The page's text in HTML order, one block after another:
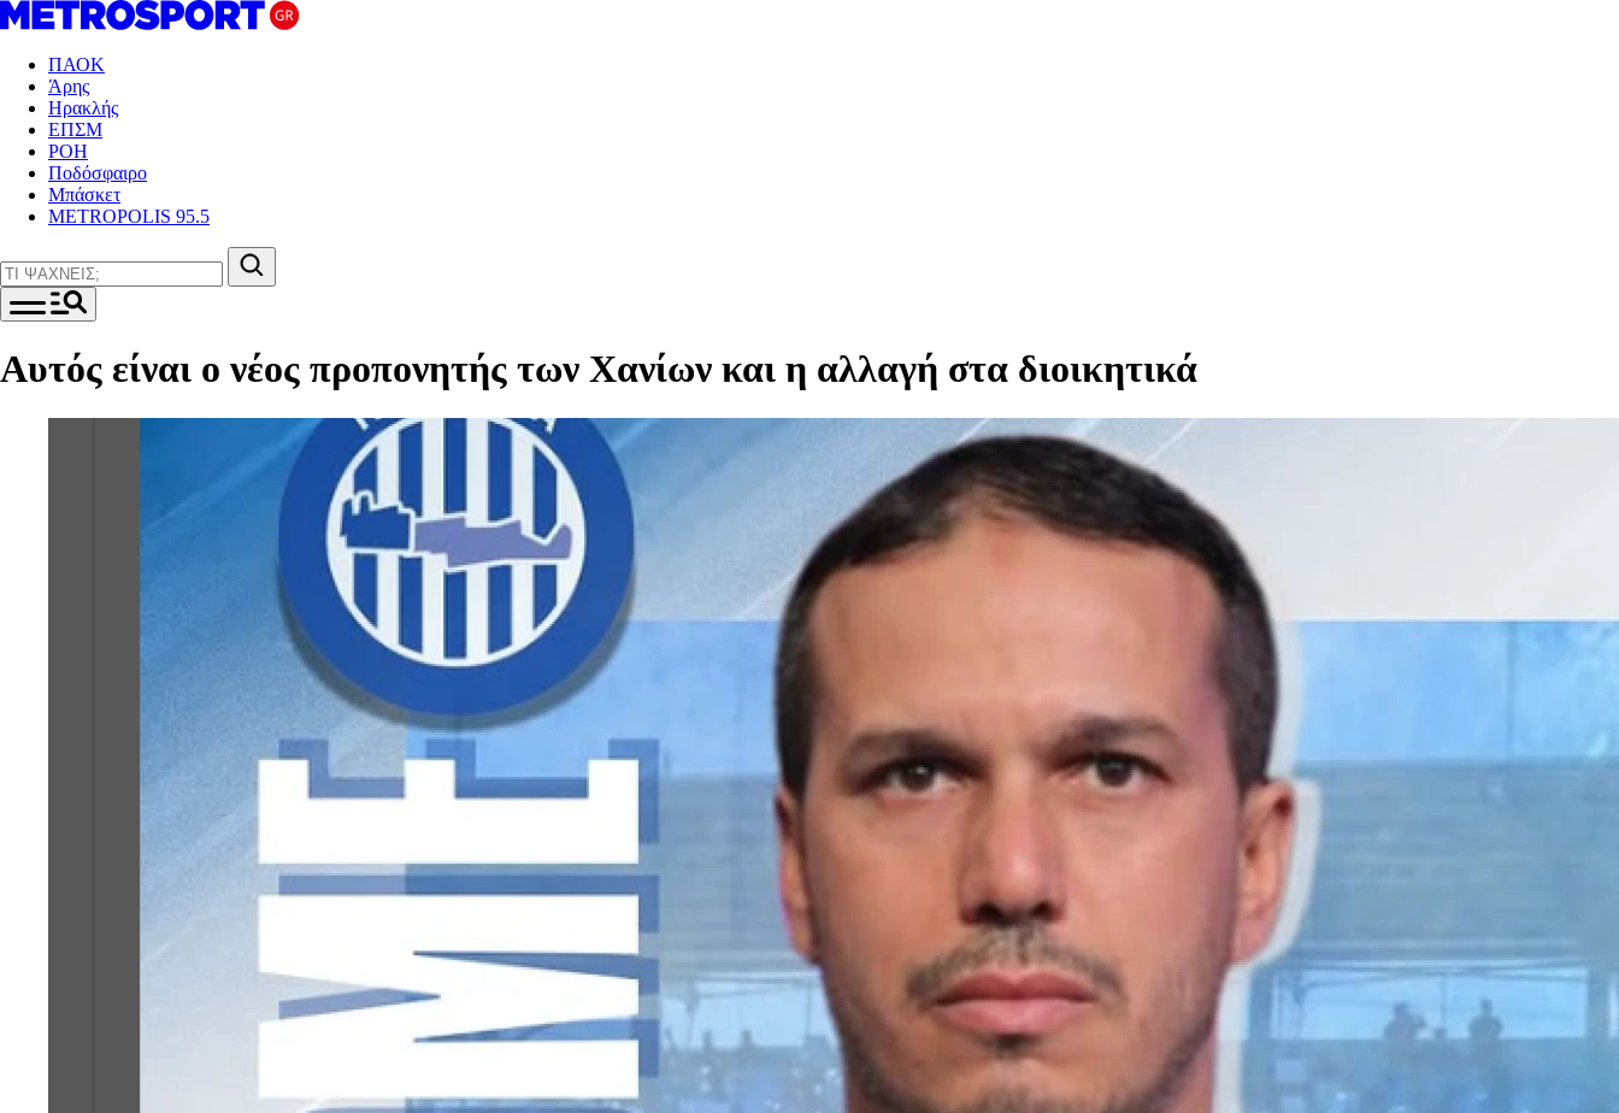
ΠΑΟΚ
Άρης
Ηρακλής
ΕΠΣΜ
ΡΟΗ
Ποδόσφαιρο
Μπάσκετ
METROPOLIS 95.5
Αυτός είναι ο νέος προπονητής των Χανίων και η αλλαγή στα διοικητικά